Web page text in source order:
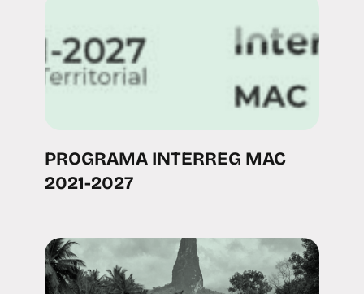
PROGRAMA INTERREG MAC
2021-2027